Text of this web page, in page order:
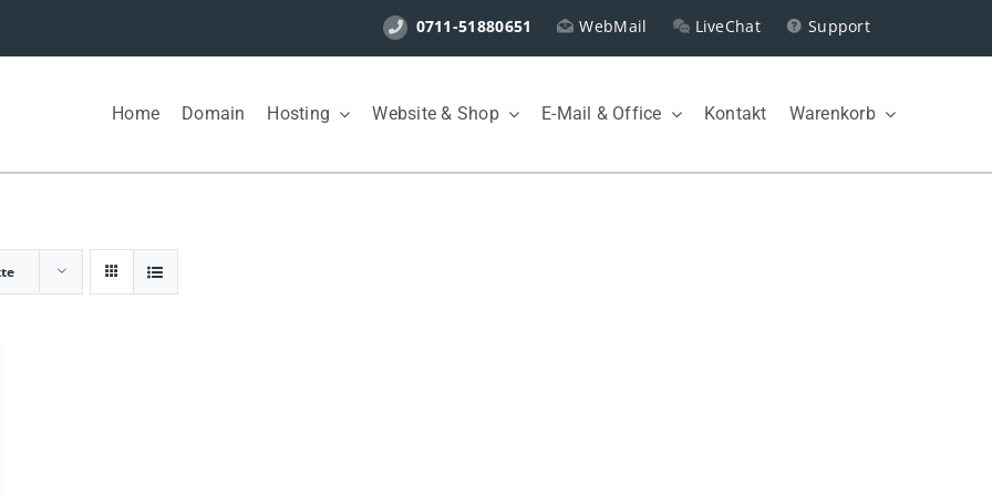
0711-51880651 WebMail LiveChat Support
Home Domain Hosting Website & Shop E-Mail & Office Kontakt Warenkorb